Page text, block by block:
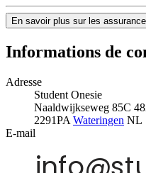
En savoir plus sur les
Informations de
Adresse
Student Onesie
Naaldwijkseweg 85C
2291PA Wateringen NL
E-mail